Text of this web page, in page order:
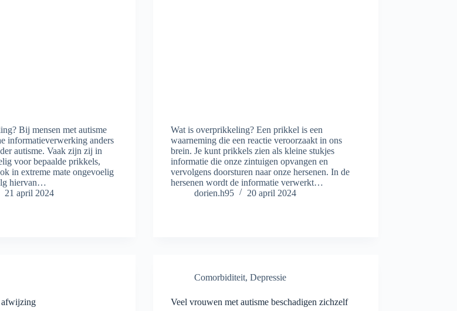
Bij mensen met autisme
informatieverwerking anders
autisme. Vaak zijn zij in
voor bepaalde prikkels,
in extreme mate ongevoelig
hiervan…
21 april 2024
Wat is overprikkeling? Een prikkel is een
waarneming die een reactie veroorzaakt in ons
brein. Je kunt prikkels zien als kleine stukjes
informatie die onze zintuigen opvangen en
vervolgens doorsturen naar onze hersenen. In de
hersenen wordt de informatie verwerkt…
dorien.h95
20 april 2024
afwijzing
Comorbiditeit,Depressie
Veel vrouwen met autisme beschadigen zichzelf